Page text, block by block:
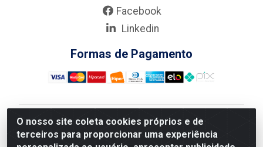
O nosso site coleta cookies próprios e de
terceiros para proporcionar uma experiência
Facebook
Linkedin
Formas de Pagamento
Nova Boni Distribuidora de Material de Construção LTDA
- Rua Alice Tibiriçá, 330 - Vila Da Penha, Rio de